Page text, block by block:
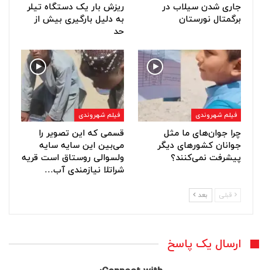
جاری شدن سیلاب در
برگمتال نورستان
ریزش بار یک دستگاه تیلر
به دلیل بارگیری بیش از
حد
فیلم شهروندی
چرا جوان‌های ما مثل
جوانان کشورهای دیگر
پیشرفت نمی‌کنند؟
فیلم شهروندی
قسمی که این تصویر را
می‌بین این سایه سایه
ولسوالی روستاق است قریه
شراتلا نیازمندی آب…
قبلی بعد
ارسال یک پاسخ